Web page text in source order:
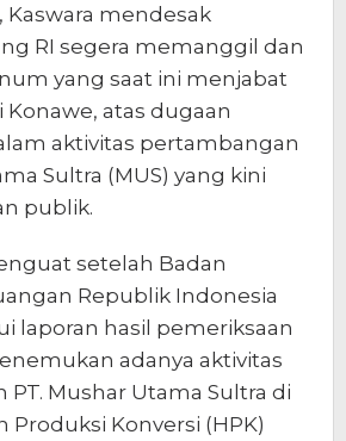
Kaswara mendesak
RI segera memanggil dan
yang saat ini menjabat
atas dugaan
aktivitas pertambangan
Sultra (MUS) yang kini
publik.
setelah Badan
Republik Indonesia
laporan hasil pemeriksaan
adanya aktivitas
Mushar Utama Sultra di
Produksi Konversi (HPK)